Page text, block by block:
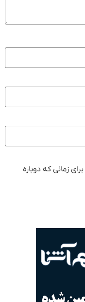
زمانی که دوباره